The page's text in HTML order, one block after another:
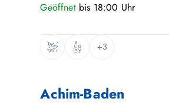
Geöffnet bis 18:00 Uhr
+3
Achim-Baden